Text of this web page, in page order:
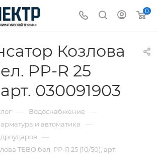
0
Козлова
PP-R 25
030091903
— Водоснабжение —
и автоматика —
—
TEBO бел. PP-R 25 (10/50), арт.